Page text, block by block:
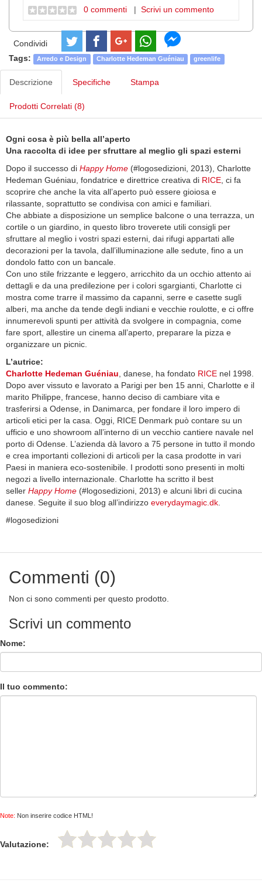
0 commenti | Scrivi un commento
Condividi
Tags:
Arredo e Design Charlotte Hedeman Guéniau greenlife
Descrizione Specifiche Stampa
Prodotti Correlati (8)
Ogni cosa è più bella all’aperto
Una raccolta di idee per sfruttare al meglio gli spazi esterni
Dopo il successo di Happy Home (#logosedizioni, 2013), Charlotte
Hedeman Guéniau, fondatrice e direttrice creativa di RICE, ci fa
scoprire che anche la vita all’aperto può essere gioiosa e
rilassante, soprattutto se condivisa con amici e familiari.
Che abbiate a disposizione un semplice balcone o una terrazza, un
cortile o un giardino, in questo libro troverete utili consigli per
sfruttare al meglio i vostri spazi esterni, dai rifugi appartati alle
decorazioni per la tavola, dall’illuminazione alle sedute, fino a un
dondolo fatto con un bancale.
Con uno stile frizzante e leggero, arricchito da un occhio attento ai
dettagli e da una predilezione per i colori sgargianti, Charlotte ci
mostra come trarre il massimo da capanni, serre e casette sugli
alberi, ma anche da tende degli indiani e vecchie roulotte, e ci offre
innumerevoli spunti per attività da svolgere in compagnia, come
fare sport, allestire un cinema all’aperto, preparare la pizza e
organizzare un picnic.
L’autrice:
Charlotte Hedeman Guéniau, danese, ha fondato RICE nel 1998.
Dopo aver vissuto e lavorato a Parigi per ben 15 anni, Charlotte e il
marito Philippe, francese, hanno deciso di cambiare vita e
trasferirsi a Odense, in Danimarca, per fondare il loro impero di
articoli etici per la casa. Oggi, RICE Denmark può contare su un
ufficio e uno showroom all’interno di un vecchio cantiere navale nel
porto di Odense. L’azienda dà lavoro a 75 persone in tutto il mondo
e crea importanti collezioni di articoli per la casa prodotte in vari
Paesi in maniera eco-sostenibile. I prodotti sono presenti in molti
negozi a livello internazionale. Charlotte ha scritto il best
seller Happy Home (#logosedizioni, 2013) e alcuni libri di cucina
danese. Seguite il suo blog all’indirizzo everydaymagic.dk.
#logosedizioni
Commenti (0)
Non ci sono commenti per questo prodotto.
Scrivi un commento
Nome:
Il tuo commento:
Note: Non inserire codice HTML!
Valutazione: